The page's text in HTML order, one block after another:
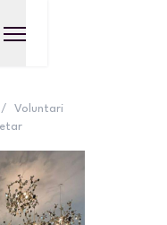
/
Voluntari